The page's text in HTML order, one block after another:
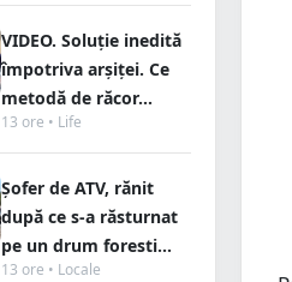
VIDEO. Soluție inedită
împotriva arșiței. Ce
metodă de răcor...
13 ore • Life
Șofer de ATV, rănit
după ce s-a răsturnat
pe un drum foresti...
13 ore • Locale